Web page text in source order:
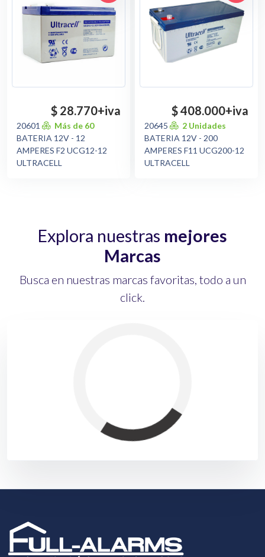
$ 28.770+iva
20601
Más de 60
BATERIA 12V - 12
AMPERES F2 UCG12-12
ULTRACELL
$ 408.000+iva
20645
2 Unidades
BATERIA 12V - 200
AMPERES F11 UCG200-12
ULTRACELL
Explora nuestras mejores
Marcas
Busca en nuestras marcas favoritas, todo a un
click.